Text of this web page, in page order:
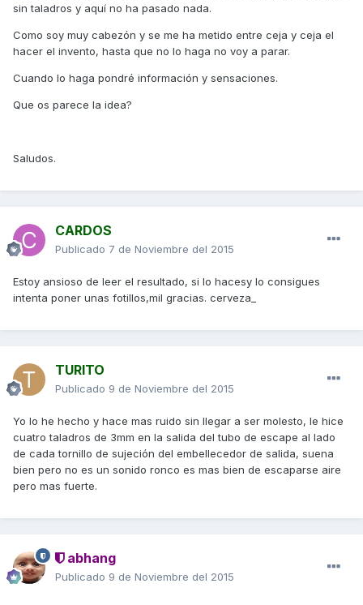
sin taladros y aquí no ha pasado nada.
Como soy muy cabezón y se me ha metido entre ceja y ceja el
hacer el invento, hasta que no lo haga no voy a parar.
Cuando lo haga pondré información y sensaciones.
Que os parece la idea?
Saludos.
CARDOS
Publicado 7 de Noviembre del 2015
Estoy ansioso de leer el resultado, si lo hacesy lo consigues
intenta poner unas fotillos,mil gracias. cerveza_
TURITO
Publicado 9 de Noviembre del 2015
Yo lo he hecho y hace mas ruido sin llegar a ser molesto, le hice
cuatro taladros de 3mm en la salida del tubo de escape al lado
de cada tornillo de sujeción del embellecedor de salida, suena
bien pero no es un sonido ronco es mas bien de escaparse aire
pero mas fuerte.
abhang
Publicado 9 de Noviembre del 2015